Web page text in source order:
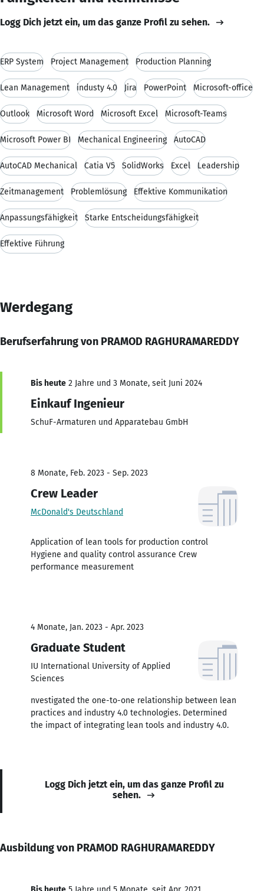
Logg Dich jetzt ein, um das ganze Profil zu sehen.
ERP System Project Management Production Planning
Lean Management industy 4.0 Jira PowerPoint Microsoft-office
Outlook Microsoft Word Microsoft Excel Microsoft-Teams
Microsoft Power BI Mechanical Engineering AutoCAD
AutoCAD Mechanical Catia V5 SolidWorks Excel Leadership
Zeitmanagement Problemlösung Effektive Kommunikation
Anpassungsfähigkeit Starke Entscheidungsfähigkeit
Effektive Führung
Werdegang
Berufserfahrung von PRAMOD RAGHURAMAREDDY
Bis heute 2 Jahre und 3 Monate, seit Juni 2024
Einkauf Ingenieur
SchuF-Armaturen und Apparatebau GmbH
8 Monate, Feb. 2023 - Sep. 2023
Crew Leader
McDonald's Deutschland
Application of lean tools for production control
Hygiene and quality control assurance Crew
performance measurement
4 Monate, Jan. 2023 - Apr. 2023
Graduate Student
IU International University of Applied
Sciences
nvestigated the one-to-one relationship between lean
practices and industry 4.0 technologies. Determined
the impact of integrating lean tools and industry 4.0.
Logg Dich jetzt ein, um das ganze Profil zu
sehen.
Ausbildung von PRAMOD RAGHURAMAREDDY